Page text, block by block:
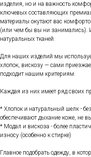
изделия, но и на важность
ключевых составляющих
материалы окутают вас
(или чем бы вы ни занимались).
натуральных тканей.
Для наших изделий мы
хлопок, вискозу — сами
подходит нашим критериям.
Каждая из них имеет ряд своих
* Хлопок и натуральный шелк -
обеспечивают дыхание коже, не
* Модал и вискоза - более
износу (особенно к стирке)
Главное подобрать одежду, в